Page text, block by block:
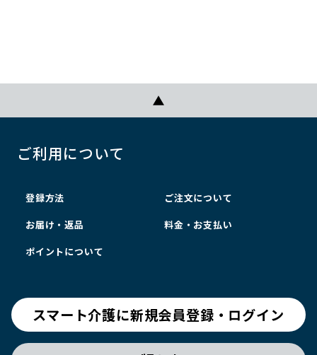
ご利用について
登録方法 ご注文について
お届け・返品 料金・お支払い
ポイントについて
スマート介護に新規会員登録・ログイン